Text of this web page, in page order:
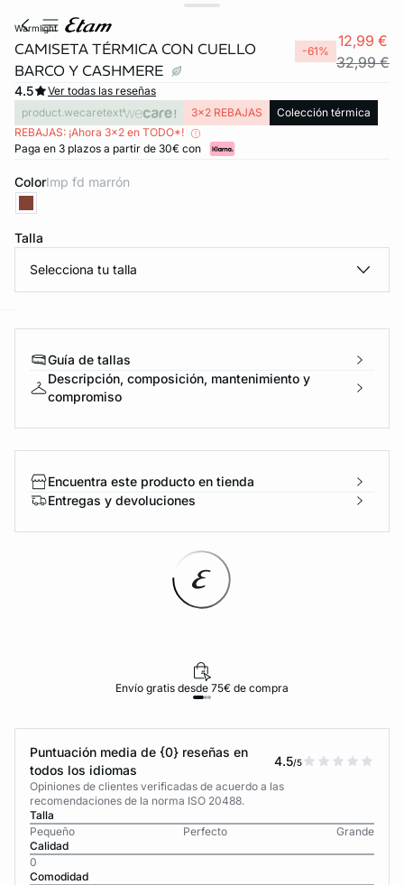
warmlight
CAMISETA TÉRMICA CON CUELLO
BARCO Y CASHMERE
-61%
12,99 €
32,99 €
4.5
Ver todas las reseñas
product.wecaretext
3x2 REBAJAS
Colección térmica
REBAJAS: ¡Ahora 3x2 en TODO*!
Paga en 3 plazos a partir de 30€ con
Color imp fd marrón
Talla
Selecciona tu talla
Guía de tallas
Descripción, composición, mantenimiento y
compromiso
Encuentra este producto en tienda
Entregas y devoluciones
Envío gratis desde 75€ de compra
Puntuación media de {0} reseñas en
todos los idiomas
4.5/5
Opiniones de clientes verificadas de acuerdo a las
recomendaciones de la norma ISO 20488.
Talla
Pequeño
Perfecto
Grande
Calidad
0
Comodidad